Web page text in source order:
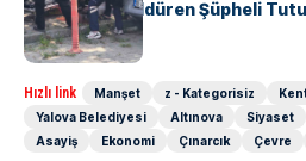
Komşusunu Öldüren Şüpheli
Hızlı link Manşet z - Kategorisiz
Yalova Belediyesi
Altınova Siyaset
Asayiş
Ekonomi Çınarcık Çevre